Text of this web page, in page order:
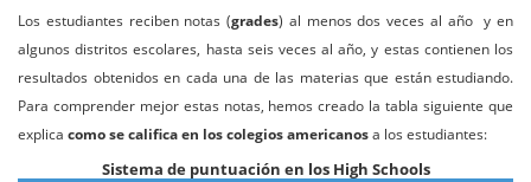
Los estudiantes reciben notas (grades) al menos dos veces al año y en
algunos distritos escolares, hasta seis veces al año, y estas contienen los
resultados obtenidos en cada una de las materias que están estudiando.
Para comprender mejor estas notas, hemos creado la tabla siguiente que
explica como se califica en los colegios americanosa los estudiantes:
Sistema de puntuación en los High Schools